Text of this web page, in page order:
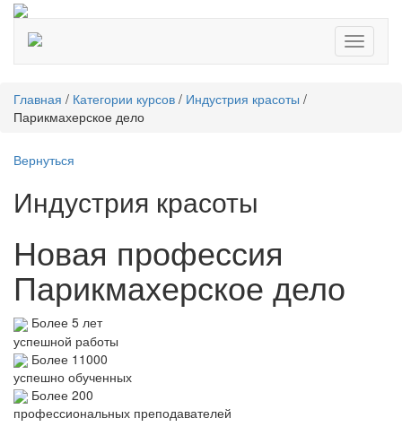
Toggle
Главная / Категории курсов / Индустрия красоты /
Парикмахерское дело
Вернуться
Индустрия красоты
Новая профессия
Парикмахерское дело
Более 5 лет
успешной работы
Более 11000
успешно обученных
Более 200
профессиональных преподавателей